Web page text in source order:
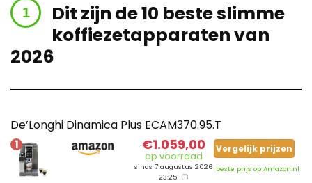
Dit zijn de 10 beste slimme
koffiezetapparaten van
2026
De’Longhi Dinamica Plus ECAM370.95.T
1 €1.059,00
op voorraad
sinds 7 augustus 2026
23:25
Vergelijk prijzen
beste prijs op Amazon.nl